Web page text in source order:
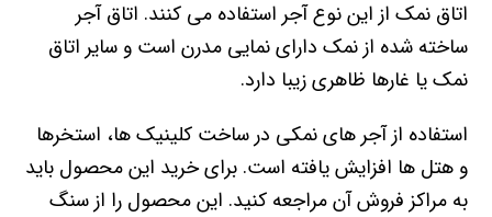
اتاق نمک از این نوع آجر استفاده می کنند. اتاق آجر
ساخته شده از نمک دارای نمایی مدرن است و سایر اتاق
نمک یا غارها ظاهری زیبا دارد.
استفاده از آجر های نمکی در ساخت کلینیک ها، استخرها
و هتل ها افزایش یافته است. برای خرید این محصول باید
به مراکز فروش آن مراجعه کنید. این محصول را از سنگ